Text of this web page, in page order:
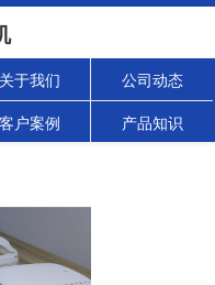
关于我们 公司动态
客户案例 产品知识